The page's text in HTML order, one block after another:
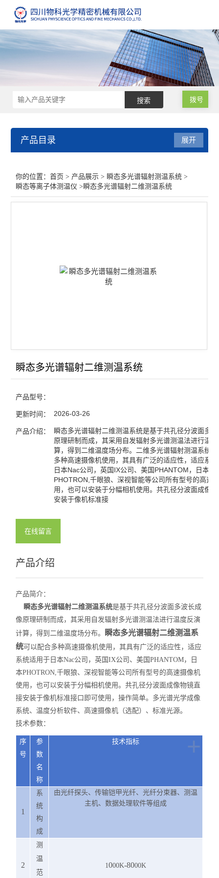
拨号
产品目录
瞬态等离子体测温仪
展开
你的位置：首页 > 产品展示 > 瞬态多光谱辐射测温系统 >
瞬态等离子体测温仪 >瞬态多光谱辐射二维测温系统
瞬态多光谱辐射二维测温系统
产品型号：
更新时间： 2026-03-26
产品介绍：
瞬态多光谱辐射二维测温系统是基于共孔径分波面多
原理研制而成，其采用自发辐射多光谱测温法进行温
算，得到二维温度场分布。二维多光谱辐射测温系统
多种高速摄像机使用，其具有广泛的适应性，适应系
日本Nac公司，英国IX公司、美国PHANTOM，日本
PHOTRON,千眼狼、深视智能等公司所有型号的高速
用，也可以安装于分幅相机使用。共孔径分波面成像
安装于像机标准接
在线留言
产品介绍
产品简介：
瞬态多光谱辐射二维测温系统是基于共孔径分波面多波长成
像原理研制而成，其采用自发辐射多光谱测温法进行温度反演
计算，得到二维温度场分布。
瞬态多光谱辐射二维测温系
统可以配合多种高速摄像机使用，其具有广泛的适应性，适应
系统适用于日本Nac公司，英国IX公司、美国PHANTOM，日
本PHOTRON,千眼狼、深视智能等公司所有型号的高速摄像机
使用，也可以安装于分幅相机使用。共孔径分波面成像物镜直
接安装于像机标准接口即可使用，操作简单。多光谱光学成像
系统、温度分析软件、高速摄像机（选配）、标准光源。
技术参数：
+
序
号
参
数
名
称
技术指标
1
系
统
构
成
由光纤探头、传输铠甲光纤、光纤分束器、测温
主机、数据处理软件等组成
2
测
温
范
1000K-8000K